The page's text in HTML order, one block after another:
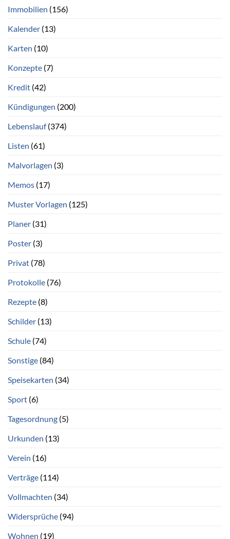
Immobilien (156)
Kalender (13)
Karten (10)
Konzepte (7)
Kredit (42)
Kündigungen (200)
Lebenslauf(374)
Listen (61)
Malvorlagen (3)
Memos (17)
Muster Vorlagen (125)
Planer (31)
Poster (3)
Privat (78)
Protokolle (76)
Rezepte (8)
Schilder (13)
Schule (74)
Sonstige (84)
Speisekarten (34)
Sport (6)
Tagesordnung (5)
Urkunden (13)
Verein (16)
Verträge (114)
Vollmachten (34)
Widersprüche (94)
Wohnen (19)